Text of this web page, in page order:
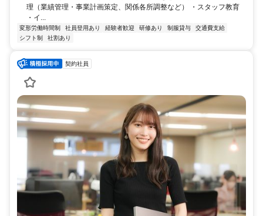
理（業績管理・事業計画策定、関係各所調整など） ・スタッフ教育
・イ...
変形労働時間制 社員登用あり 経験者歓迎 研修あり 制服貸与
交通費支給
シフト制
社割あり
契約社員